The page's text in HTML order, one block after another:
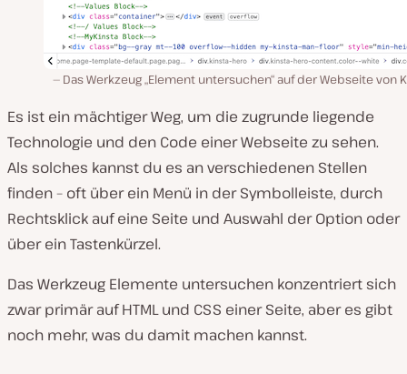
Das Werkzeug „Element untersuchen“ auf der Webseite von
Es ist ein mächtiger Weg, um die zugrunde liegende
Technologie und den Code einer Webseite zu sehen.
Als solches kannst du es an verschiedenen Stellen
finden – oft über ein Menü in der Symbolleiste, durch
Rechtsklick auf eine Seite und Auswahl der Option oder
über ein Tastenkürzel.
Das Werkzeug Elemente untersuchen konzentriert sich
zwar primär auf HTML und CSS einer Seite, aber es gibt
noch mehr, was du damit machen kannst.